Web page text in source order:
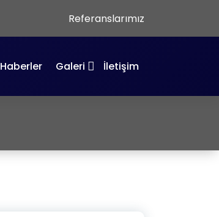
Referanslarımız
Haberler Galeri İletişim